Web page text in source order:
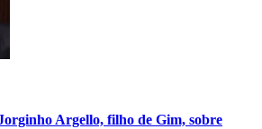
Argello, filho de Gim, sobre